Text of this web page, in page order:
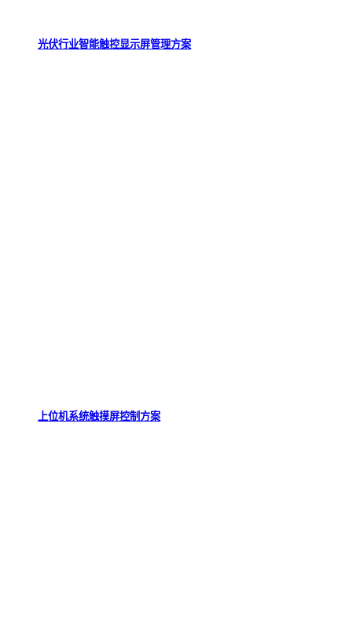
光伏行业智能触控显示屏管理方案
上位机系统触摸屏控制方案